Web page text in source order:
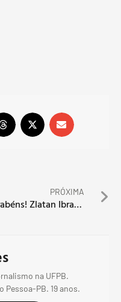
PRÓXIMA
Parabéns! Zlatan Ibrahimović completa 35 anos jogando em alto nível
na UFPB.
Pessoa-PB. 19 anos.